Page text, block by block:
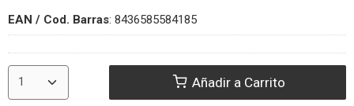
EAN / Cod. Barras: 8436585584185
Añadir a Carrito